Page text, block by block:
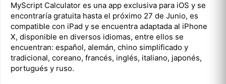
MyScript Calculator es una app exclusiva para iOS y se
encontraría gratuita hasta el próximo 27 de Junio, es
compatible con iPad y se encuentra adaptada al iPhone
X, disponible en diversos idiomas, entre ellos se
encuentran: español, alemán, chino simplificado y
tradicional, coreano, francés, inglés, italiano, japonés,
portugués y ruso.